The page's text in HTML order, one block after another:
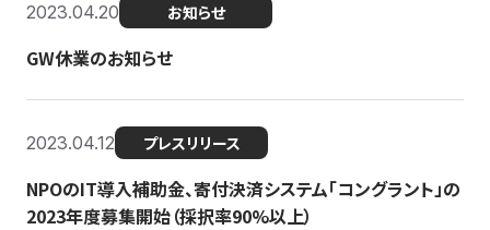
2023.04.20 お知らせ
GW休業のお知らせ
2023.04.12 プレスリリース
NPOのIT導入補助金、寄付決済システム「コングラント」の
2023年度募集開始（採択率90%以上）